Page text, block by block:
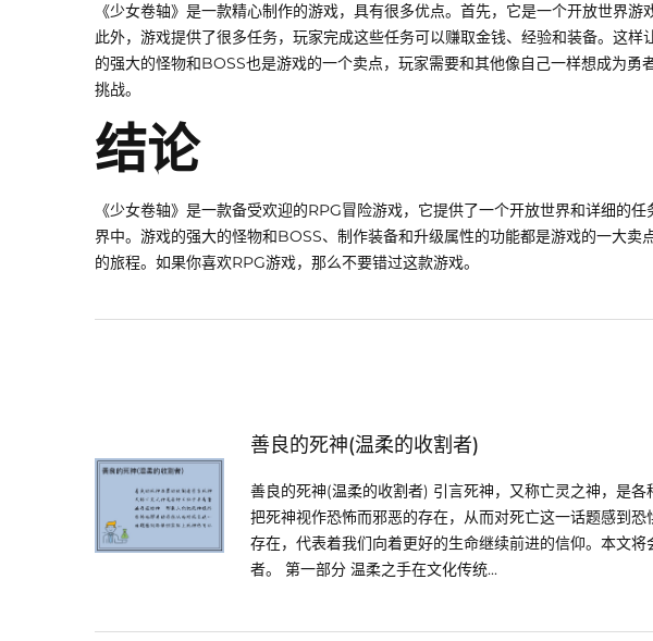
《少女卷轴》是一款精心制作的游戏，具有很多优点。首先，它是一个开放世界游
此外，游戏提供了很多任务，玩家完成这些任务可以赚取金钱、经验和装备。这样
的强大的怪物和BOSS也是游戏的一个卖点，玩家需要和其他像自己一样想成为勇
挑战。
结论
《少女卷轴》是一款备受欢迎的RPG冒险游戏，它提供了一个开放世界和详细的
界中。游戏的强大的怪物和BOSS、制作装备和升级属性的功能都是游戏的一大卖
的旅程。如果你喜欢RPG游戏，那么不要错过这款游戏。
善良的死神(温柔的收割者)
善良的死神(温柔的收割者) 引言死神，又称亡灵之神，是
把死神视作恐怖而邪恶的存在，从而对死亡这一话题感到
存在，代表着我们向着更好的生命继续前进的信仰。本文
者。 第一部分 温柔之手在文化传统...